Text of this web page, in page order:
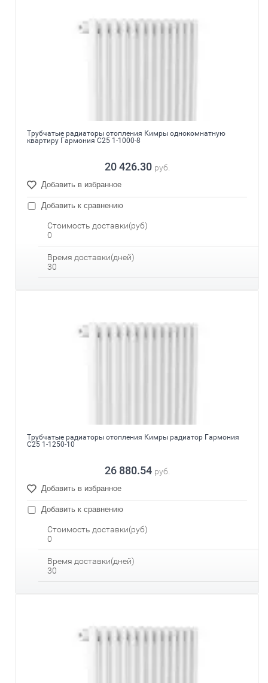
Трубчатые радиаторы отопления Кимры однокомнатную
квартиру Гармония С25 1-1000-8
20 426.30 руб.
Добавить в избранное
Добавить к сравнению
Стоимость доставки(руб)
0
Время доставки(дней)
30
Трубчатые радиаторы отопления Кимры радиатор Гармония
С25 1-1250-10
26 880.54 руб.
Добавить в избранное
Добавить к сравнению
Стоимость доставки(руб)
0
Время доставки(дней)
30